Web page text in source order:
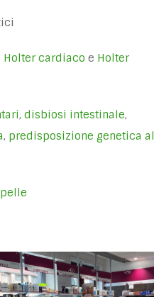
Holter cardiaco e Holter
, disbiosi intestinale,
, predisposizione genetica al